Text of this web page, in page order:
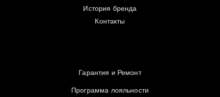
История бренда
Контакты
Гарантия и Ремонт
Программа лояльности